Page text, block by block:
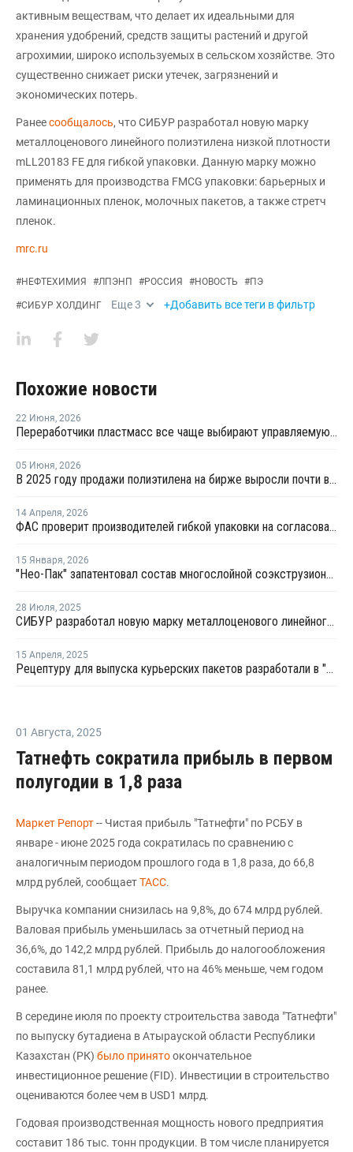
активным веществам, что делает их идеальными для
хранения удобрений, средств защиты растений и другой
агрохимии, широко используемых в сельском хозяйстве. Это
существенно снижает риски утечек, загрязнений и
экономических потерь.
Ранеесообщалось, что СИБУР разработал новую марку
металлоценового линейного полиэтилена низкой плотности
mLL20183 FE для гибкой упаковки. Данную марку можно
применять для производства FMCG упаковки: барьерных и
ламинационных пленок, молочных пакетов, а также стретч
пленок.
mrc.ru
#НЕФТЕХИМИЯ #ЛПЭНП #РОССИЯ #НОВОСТЬ #ПЭ
#СИБУР ХОЛДИНГ Еще3 +Добавить все теги в фильтр
Похожие новости
22 Июня, 2026
Переработчики пластмасс все чаще выбирают управляемую вторичную гранулу
05 Июня, 2026
В 2025 году продажи полиэтилена на бирже выросли почти в 13 раз
14 Апреля, 2026
ФАС проверит производителей гибкой упаковки на согласованное повышение цен
15 Января, 2026
"Нео-Пак" запатентовал состав многослойной соэкструзионной пленки
28 Июля, 2025
СИБУР разработал новую марку металлоценового линейного полиэтилена
15 Апреля, 2025
Рецептуру для выпуска курьерских пакетов разработали в "СИБУР ПолиЛабе"
01 Августа, 2025
Татнефть сократила прибыль в первом
полугодии в 1,8 раза
Маркет Репорт-- Чистая прибыль "Татнефти" по РСБУ в
январе - июне 2025 года сократилась по сравнению с
аналогичным периодом прошлого года в 1,8 раза, до 66,8
млрд рублей, сообщаетТАСС.
Выручка компании снизилась на 9,8%, до 674 млрд рублей.
Валовая прибыль уменьшилась за отчетный период на
36,6%, до 142,2 млрд рублей. Прибыль до налогообложения
составила 81,1 млрд рублей, что на 46% меньше, чем годом
ранее.
В середине июля по проекту строительства завода "Татнефти"
по выпуску бутадиена в Атырауской области Республики
Казахстан (РК) было принятоокончательное
инвестиционное решение (FID). Инвестиции в строительство
оцениваются более чем в USD1 млрд.
Годовая производственная мощность нового предприятия
составит 186 тыс. тонн продукции. В том числе планируется